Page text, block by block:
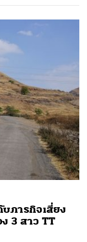
บภารกิจเสี่ยง
3 สาว TT